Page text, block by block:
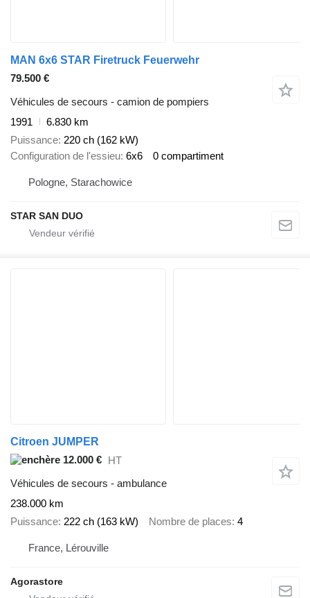
MAN 6x6 STAR Firetruck Feuerwehr
79.500 €
Véhicules de secours - camion de pompiers
1991
6.830 km
Puissance 220 ch (162 kW)
Configuration de l'essieu 6x6 0 compartiment
Pologne, Starachowice
STAR SAN DUO
Citroen JUMPER
12.000 € HT
Véhicules de secours - ambulance
238.000 km
Puissance 222 ch (163 kW) Nombre de places 4
France, Lérouville
Agorastore